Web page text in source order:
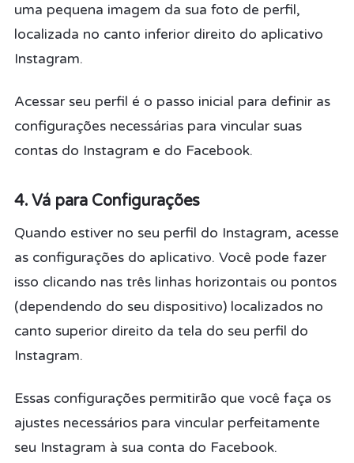
uma pequena imagem da sua foto de perfil,
localizada no canto inferior direito do aplicativo
Instagram.
Acessar seu perfil é o passo inicial para definir as
configurações necessárias para vincular suas
contas do Instagram e do Facebook.
4. Vá para Configurações
Quando estiver no seu perfil do Instagram, acesse
as configurações do aplicativo. Você pode fazer
isso clicando nas três linhas horizontais ou pontos
(dependendo do seu dispositivo) localizados no
canto superior direito da tela do seu perfil do
Instagram.
Essas configurações permitirão que você faça os
ajustes necessários para vincular perfeitamente
seu Instagram à sua conta do Facebook.